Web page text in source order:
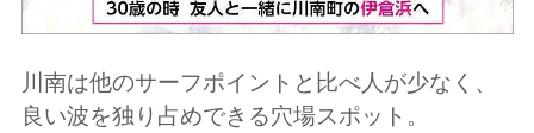
川南は他のサーフポイントと比べ人が少なく、
良い波を独り占めできる穴場スポット。